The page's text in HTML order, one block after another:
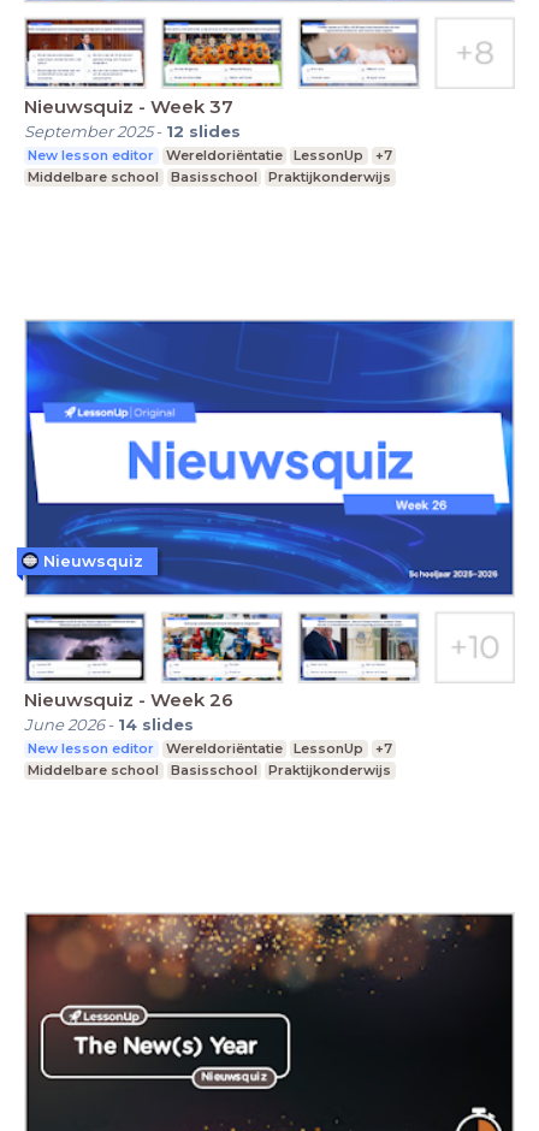
Nieuwsquiz - Week 37
September 2025- 12 slides
New lesson editor Wereldoriëntatie LessonUp
+7
Middelbare school
Basisschool Praktijkonderwijs
Nieuwsquiz - Week 26
June 2026- 14 slides
New lesson editor Wereldoriëntatie LessonUp
+7
Middelbare school
Basisschool Praktijkonderwijs
Nieuwsquiz